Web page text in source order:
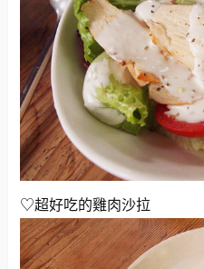
♡超好吃的雞肉沙拉